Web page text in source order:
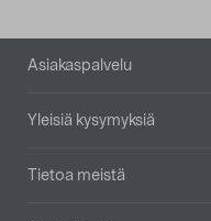
Alatunniste
Asiakaspalvelu
Yleisiä kysymyksiä
Tietoa meistä